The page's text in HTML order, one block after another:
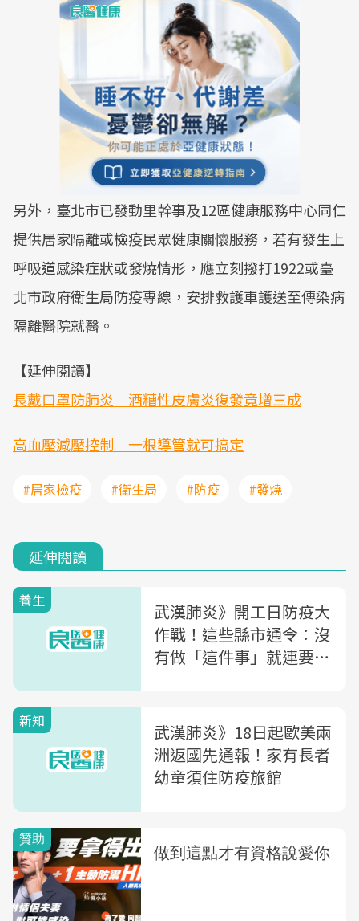
另外，臺北市已發動里幹事及12區健康服務中心同仁
提供居家隔離或檢疫民眾健康關懷服務，若有發生上
呼吸道感染症狀或發燒情形，應立刻撥打1922或臺
北市政府衛生局防疫專線，安排救護車護送至傳染病
隔離醫院就醫。
【延伸閱讀】
長戴口罩防肺炎 酒糟性皮膚炎復發竟增三成
高血壓減壓控制 一根導管就可搞定
#居家檢疫 #衛生局 #防疫 #發燒
延伸閱讀
養生
武漢肺炎》開工日防疫大
作戰！這些縣市通令：沒
有做「這件事」就連要看
新知
武漢肺炎》18日起歐美兩
洲返國先通報！家有長者
幼童須住防疫旅館